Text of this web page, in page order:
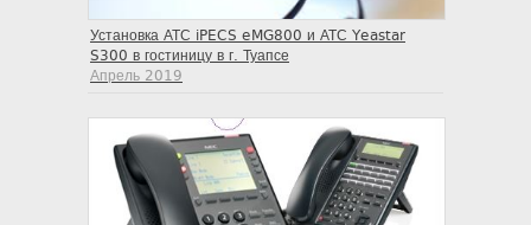
Установка АТС iPECS eMG800 и АТС Yeastar
S300 в гостиницу в г. Туапсе
Апрель 2019